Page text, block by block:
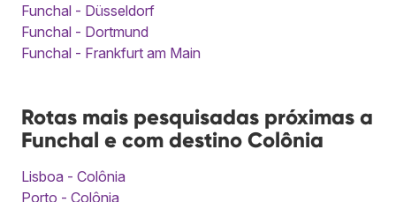
Funchal - Düsseldorf
Funchal - Dortmund
Funchal - Frankfurt am Main
Rotas mais pesquisadas próximas a
Funchal e com destino Colônia
Lisboa - Colônia
Porto - Colônia